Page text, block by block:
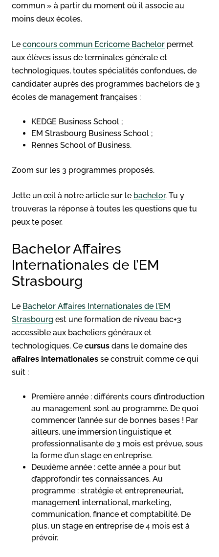
commun » à partir du moment où il associe au
moins deux écoles.
Le concours commun Ecricome Bachelor permet
aux élèves issus de terminales générale et
technologiques, toutes spécialités confondues, de
candidater auprès des programmes bachelors de 3
écoles de management françaises :
KEDGE Business School ;
EM Strasbourg Business School ;
Rennes School of Business.
Zoom sur les 3 programmes proposés.
Jette un œil à notre article sur le bachelor. Tu y
trouveras la réponse à toutes les questions que tu
peux te poser.
Bachelor Affaires
Internationales de l’EM
Strasbourg
Le Bachelor Affaires Internationales de l’EM
Strasbourg est une formation de niveau bac+3
accessible aux bacheliers généraux et
technologiques. Ce cursus dans le domaine des
affaires internationales se construit comme ce qui
suit :
Première année : différents cours d’introduction
au management sont au programme. De quoi
commencer l’année sur de bonnes bases ! Par
ailleurs, une immersion linguistique et
professionnalisante de 3 mois est prévue, sous
la forme d’un stage en entreprise.
Deuxième année : cette année a pour but
d’approfondir tes connaissances. Au
programme : stratégie et entrepreneuriat,
management international, marketing,
communication, finance et comptabilité. De
plus, un stage en entreprise de 4 mois est à
prévoir.